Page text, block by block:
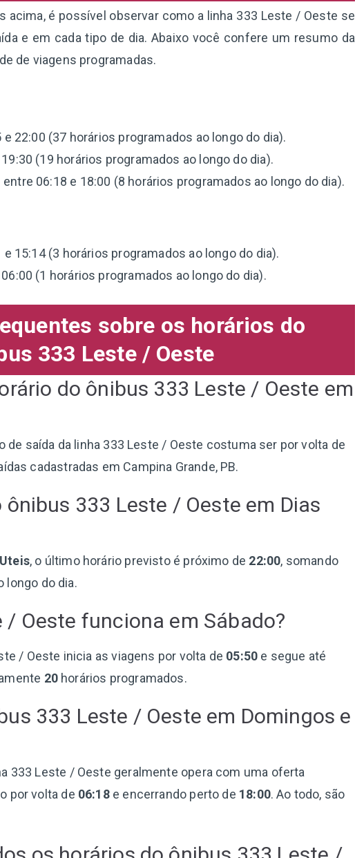
acima, é possível observar como a linha 333 Leste / Oeste se
e em cada tipo de dia. Abaixo você confere um resumo da
de viagens programadas.
22:00 (37 horários programados ao longo do dia).
(19 horários programados ao longo do dia).
entre 06:18 e 18:00 (8 horários programados ao longo do dia).
15:14 (3 horários programados ao longo do dia).
(1 horários programados ao longo do dia).
sobre os horários do
333 Leste / Oeste
do ônibus 333 Leste / Oeste em
de saída da linha 333 Leste / Oeste costuma ser por volta de
cadastradas em Campina Grande, PB.
333 Leste / Oeste em Dias
, o último horário previsto é próximo de 22:00, somando
longo do dia.
/ Oeste funciona em Sábado?
/ Oeste inicia as viagens por volta de 05:50 e segue até
20horários programados.
333 Leste / Oeste em Domingos e
333 Leste / Oeste geralmente opera com uma oferta
por volta de 06:18e encerrando perto de 18:00. Ao todo, são